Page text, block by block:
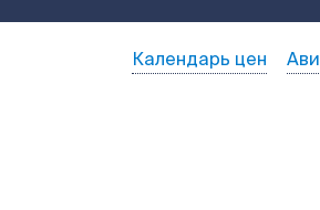
Календарь цен